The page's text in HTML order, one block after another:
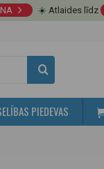
☀️ Atlaides līdz
PIEDEVAS